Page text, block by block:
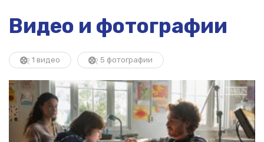
Видео и фотографии
1 видео 5 фотографии